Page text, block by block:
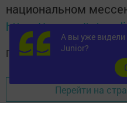
национальном
https://max.ru/
Подписывайтесь на
Перейти на
А вы уже видели
Junior?